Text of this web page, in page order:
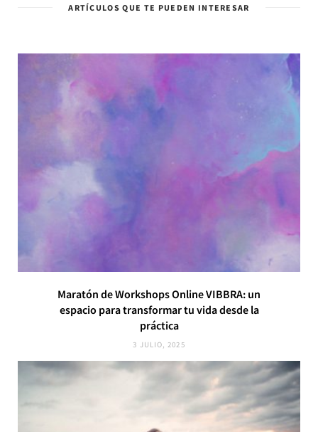
ARTÍCULOS QUE TE PUEDEN INTERESAR
Maratón de Workshops Online VIBBRA: un
espacio para transformar tu vida desde la
práctica
3 JULIO, 2025